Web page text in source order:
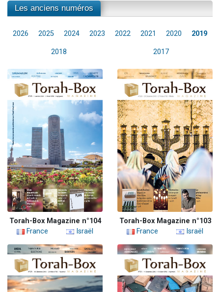
Les anciens numéros
2026 2025 2024 2023 2022 2021 2020 2019
2018 2017
Torah-Box Magazine n°104
France
Israël
Torah-Box Magazine n°103
France
Israël